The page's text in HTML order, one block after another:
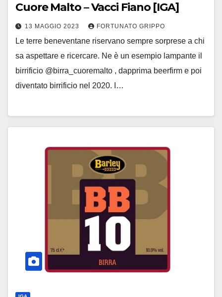
Cuore Malto – Vacci Fiano [IGA]
13 MAGGIO 2023 FORTUNATO GRIPPO
Le terre beneventane riservano sempre sorprese a chi
sa aspettare e ricercare. Ne è un esempio lampante il
birrificio @birra_cuoremalto , dapprima beerfirm e poi
diventato birrificio nel 2020. I…